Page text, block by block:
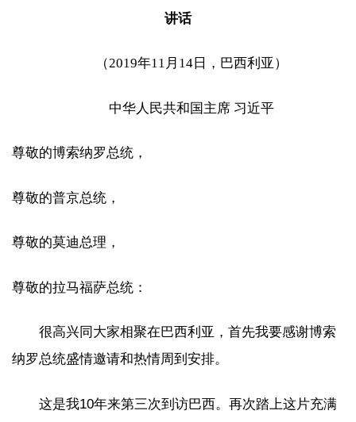
讲话
（2019年11月14日，巴西利亚）
中华人民共和国主席 习近平
尊敬的博索纳罗总统，
尊敬的普京总统，
尊敬的莫迪总理，
尊敬的拉马福萨总统：
很高兴同大家相聚在巴西利亚，首先我要感谢博索
纳罗总统盛情邀请和热情周到安排。
这是我10年来第三次到访巴西。再次踏上这片充满